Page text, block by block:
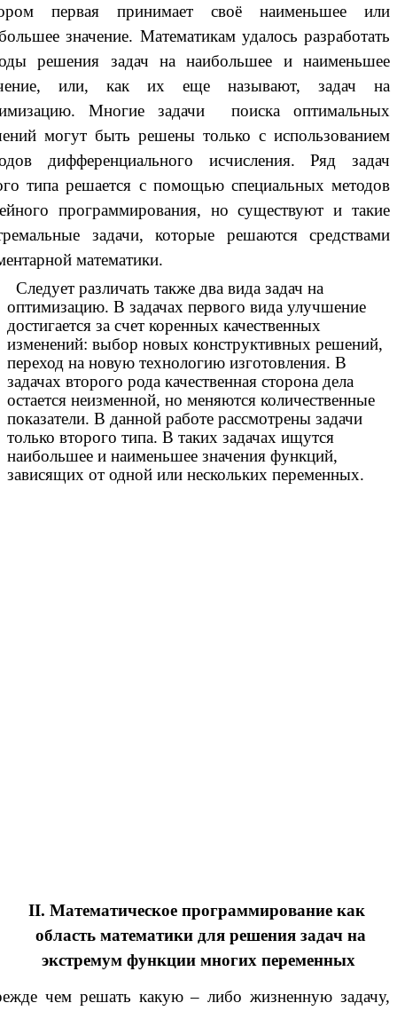
первая принимает своё наименьшее или
значение. Математикам удалось разработать
решения задач на наибольшее и наименьшее
или, как их еще называют, задач на
Многие задачи поиска оптимальных
могут быть решены только с использованием
дифференциального исчисления. Ряд задач
типа решается с помощью специальных методов
программирования, но существуют и такие
задачи, которые решаются средствами
математики.
Следует различать также два вида задач на
оптимизацию. В задачах первого вида улучшение
достигается за счет коренных качественных
изменений: выбор новых конструктивных решений,
переход на новую технологию изготовления. В
задачах второго рода качественная сторона дела
остается неизменной, но меняются количественные
показатели. В данной работе рассмотрены задачи
только второго типа. В таких задачах ищутся
наибольшее и наименьшее значения функций,
зависящих от одной или нескольких переменных.
II. Математическое программирование как
область математики для решения задач на
экстремум функции многих переменных
чем решать какую – либо жизненную задачу,